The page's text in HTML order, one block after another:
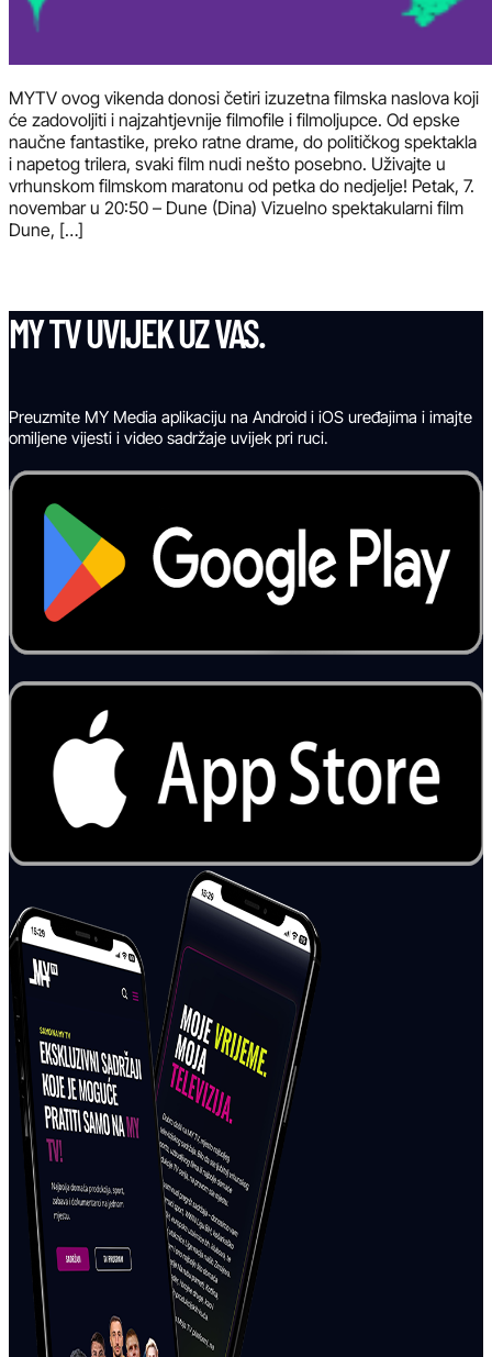
MYTV ovog vikenda donosi četiri izuzetna filmska naslova koji
će zadovoljiti i najzahtjevnije filmofile i filmoljupce. Od epske
naučne fantastike, preko ratne drame, do političkog spektakla
i napetog trilera, svaki film nudi nešto posebno. Uživajte u
vrhunskom filmskom maratonu od petka do nedjelje! Petak, 7.
novembar u 20:50 – Dune (Dina) Vizuelno spektakularni film
Dune, […]
MY TV UVIJEK UZ VAS.
Preuzmite MY Media aplikaciju na Android i iOS uređajima i imajte
omiljene vijesti i video sadržaje uvijek pri ruci.